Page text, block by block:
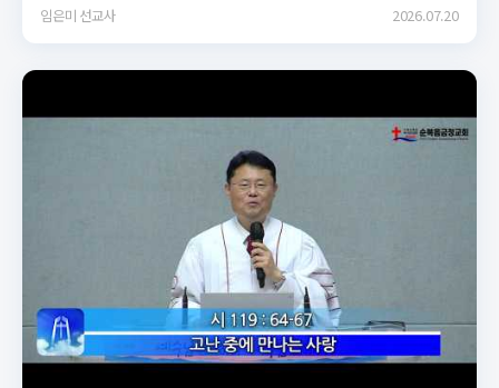
임은미 선교사 2026.07.20